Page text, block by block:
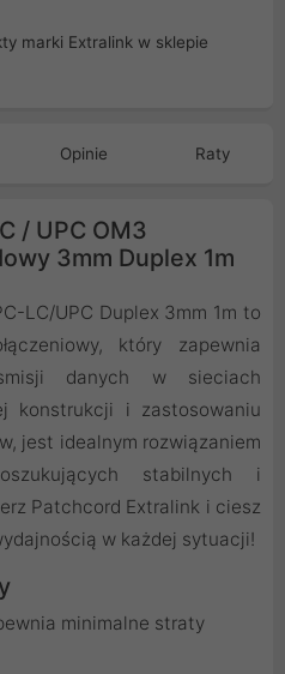
Opinie Raty
/ UPC OM3
3mm Duplex 1m
LC/UPC Duplex 3mm 1m to
który zapewnia
danych w sieciach
konstrukcji i zastosowaniu
jest idealnym rozwiązaniem
stabilnych i
Patchcord Extralink i ciesz
w każdej sytuacji!
minimalne straty